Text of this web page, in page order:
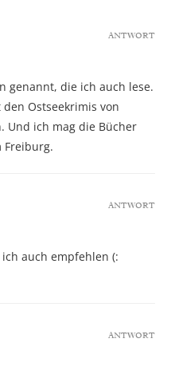
genannt, die ich auch lese.
Ostseekrimis von
Und ich mag die Bücher
Freiburg.
ANTWORT
auch empfehlen (:
ANTWORT
ANTWORT